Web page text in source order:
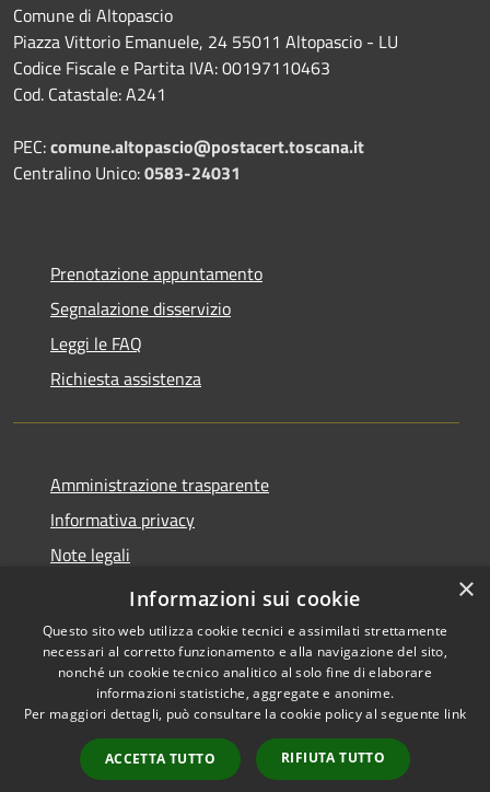
Comune di Altopascio
Piazza Vittorio Emanuele, 24 55011 Altopascio - LU
Codice Fiscale e Partita IVA: 00197110463
Cod. Catastale: A241
PEC:comune.altopascio@postacert.toscana.it
Centralino Unico:0583-24031
Prenotazione appuntamento
Segnalazione disservizio
Leggi le FAQ
Richiesta assistenza
Amministrazione trasparente
Informativa privacy
Note legali
Dichiarazione di accessibilità
Accessibilità
Copyright © 2026 • Comune di
Altopascio • Powered by
Municipium•
Accesso
redazione
×
Informazioni sui cookie
Questo sito web utilizza cookie tecnici e assimilati strettamente
necessari al corretto funzionamento e alla navigazione del sito,
nonché un cookie tecnico analitico al solo fine di elaborare
informazioni statistiche, aggregate e anonime.
Per maggiori dettagli, può consultare la cookie policy al seguente link
ACCETTA TUTTO RIFIUTA TUTTO